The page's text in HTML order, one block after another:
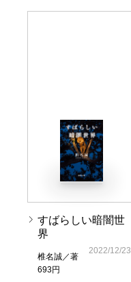
すばらしい暗闇世
界
椎名誠／著
693円
2022/12/23